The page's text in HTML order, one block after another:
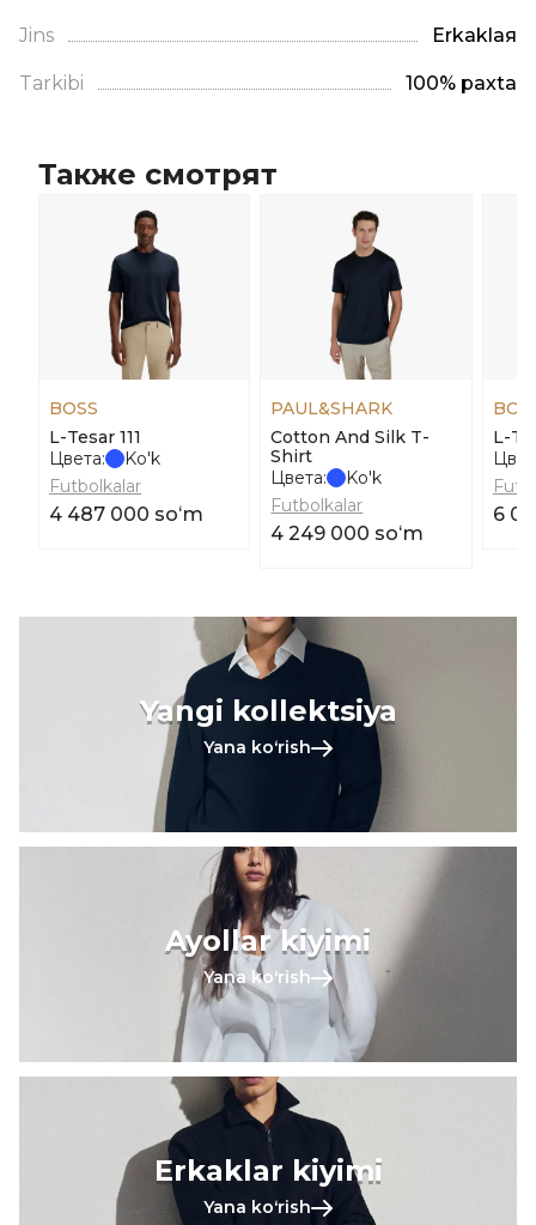
Jins Erkaklая
Tarkibi 100% paxta
Также смотрят
BOSS
L-Tesar 111
Цвета:
Ko'k
Futbolkalar
4 487 000 soʻm
PAUL&SHARK
Cotton And Silk T-
Shirt
Цвета:
Ko'k
Futbolkalar
4 249 000 soʻm
L-
6
Yangi kollektsiya
Yana koʻrish
Ayollar kiyimi
Yana koʻrish
Erkaklar kiyimi
Yana koʻrish